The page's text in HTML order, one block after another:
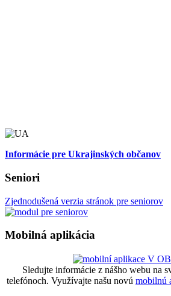
Informácie pre Ukrajinských občanov
Seniori
Zjednodušená verzia stránok pre seniorov
Mobilná aplikácia
Sledujte informácie z nášho webu na
telefónoch. Využívajte našu novú mobilnú